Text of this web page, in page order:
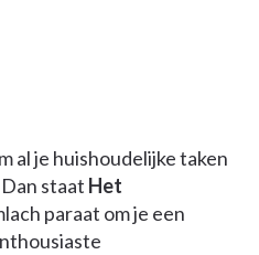
al je huishoudelijke taken
staat Het
paraat om je een